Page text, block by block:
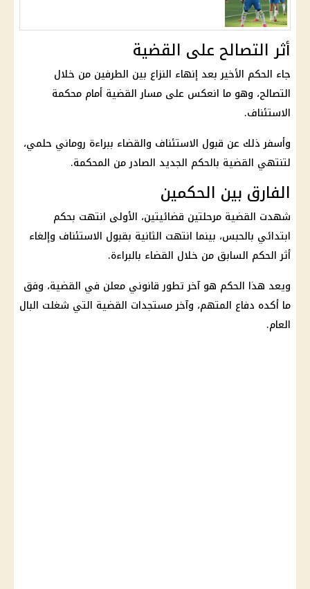
أثر التصالح على القضية
جاء الحكم الأخير بعد إنهاء النزاع بين الطرفين من خلال
التصالح، وهو ما انعكس على مسار القضية أمام محكمة
الاستئناف.
وأسفر ذلك عن قبول الاستئناف والقضاء ببراءة روماني حلمي،
لتنتهي القضية بالحكم الجديد الصادر من المحكمة.
الفارق بين الحكمين
شهدت القضية مرحلتين قضائيتين، الأولى انتهت بحكم
ابتدائي بالحبس، بينما انتهت الثانية بقبول الاستئناف وإلغاء
أثر الحكم السابق من خلال القضاء بالبراءة.
ويعد هذا الحكم هو آخر تطور قانوني معلن في القضية، وفق
ما أكده دفاع المتهم، وآخر مستجدات القضية التي شغلت البال
العام.